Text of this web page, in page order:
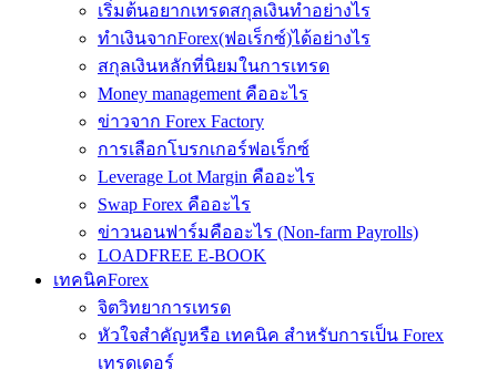
เริ่มต้นอยากเทรดสกุลเงินทำอย่างไร
ทำเงินจากForex(ฟอเร็กซ์)ได้อย่างไร
สกุลเงินหลักที่นิยมในการเทรด
Money management คืออะไร
ข่าวจาก Forex Factory
การเลือกโบรกเกอร์ฟอเร็กซ์
Leverage Lot Margin คืออะไร
Swap Forex คืออะไร
ข่าวนอนฟาร์มคืออะไร (Non-farm Payrolls)
LOADFREE E-BOOK
เทคนิคForex
จิตวิทยาการเทรด
หัวใจสำคัญหรือ เทคนิค สำหรับการเป็น Forex
เทรดเดอร์